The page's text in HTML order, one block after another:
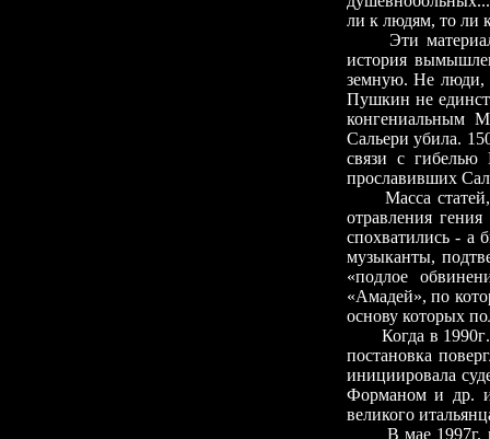
ли к людям, то ли
Эти
история
земную. Не люди,
Пушкин не
конгениальным
Сальери убила.
связи с
прославивших
Масса
отравления
спохватились - а
музыканты,
«подлое
«Амадей», по
основу которых
Когда в 1990г
постановка
инициировала
Форманом и др.
великого
В мае 1997г.